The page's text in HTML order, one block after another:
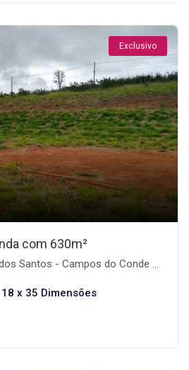
Exclusivo
com 630m²
- Campos do Conde Taubaté, Taubaté-SP
18 x 35 Dimensões